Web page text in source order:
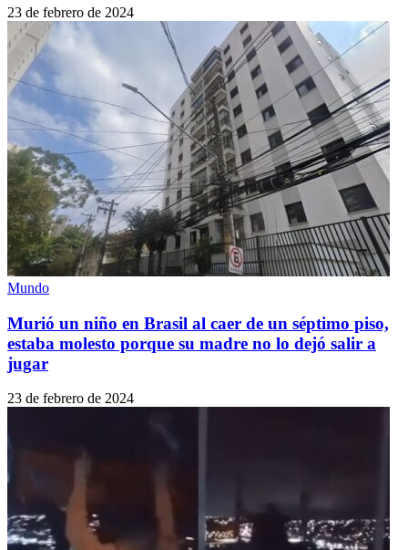
23 de febrero de 2024
Mundo
Murió un niño en Brasil al caer de un séptimo piso,
estaba molesto porque su madre no lo dejó salir a
jugar
23 de febrero de 2024